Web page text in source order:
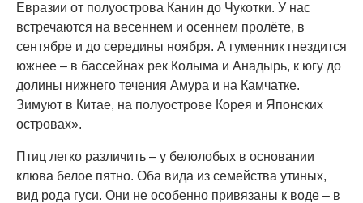
Евразии от полуострова Канин до Чукотки. У нас
встречаются на весеннем и осеннем пролёте, в
сентябре и до середины ноября. А гуменник гнездится
южнее – в бассейнах рек Колыма и Анадырь, к югу до
долины нижнего течения Амура и на Камчатке.
Зимуют в Китае, на полуострове Корея и Японских
островах».
Птиц легко различить – у белолобых в основании
клюва белое пятно. Оба вида из семейства утиных,
вид рода гуси. Они не особенно привязаны к воде – в